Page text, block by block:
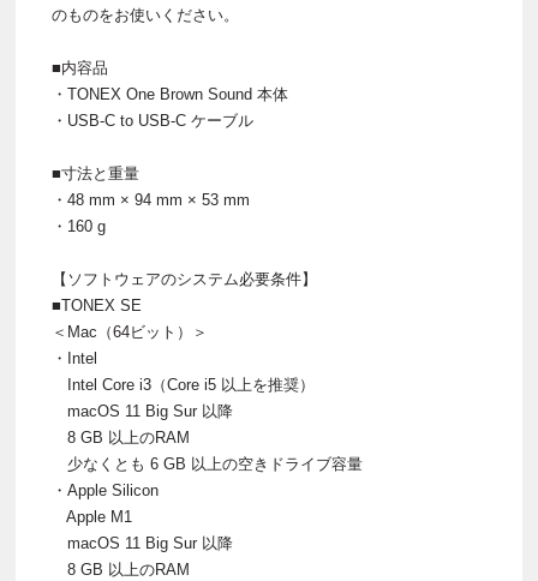
のものをお使いください。
■内容品
・TONEX One Brown Sound 本体
・USB-C to USB-C ケーブル
■寸法と重量
・48 mm × 94 mm × 53 mm
・160 g
【ソフトウェアのシステム必要条件】
■TONEX SE
＜Mac（64ビット）＞
・Intel
Intel Core i3（Core i5 以上を推奨）
macOS 11 Big Sur 以降
8 GB 以上のRAM
少なくとも 6 GB 以上の空きドライブ容量
・Apple Silicon
Apple M1
macOS 11 Big Sur 以降
8 GB 以上のRAM